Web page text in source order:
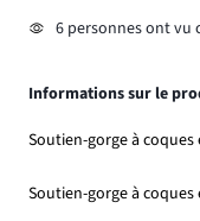
6 personnes ont vu
Informations sur le
Soutien-gorge à
Soutien-gorge à